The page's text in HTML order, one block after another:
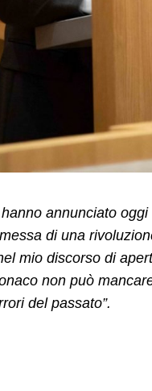
annunciato
di una
mio discorso di
non può
del passato”.